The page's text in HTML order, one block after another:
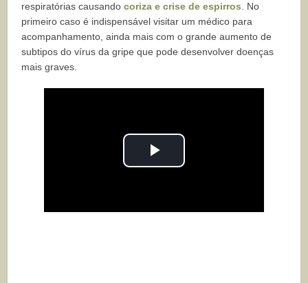
respiratórias causandocoriza e crise de espirros. No
primeiro caso é indispensável visitar um médico para
acompanhamento, ainda mais com o grande aumento de
subtipos do vírus da gripe que pode desenvolver doenças
mais graves.
Play